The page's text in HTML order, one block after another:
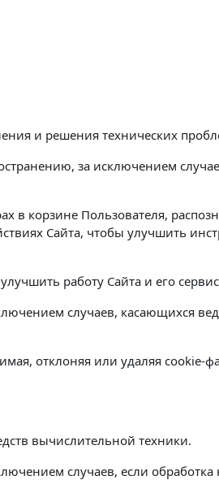
и решения технических
за исключением
корзине Пользователя,
Сайта, чтобы улучшить
работу Сайта и его
случаев, касающихся
отклоняя или удаляя cookie-
вычислительной техники.
случаев, если обработка